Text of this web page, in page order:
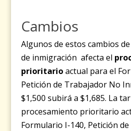
Cambios
Algunos de estos cambios
de inmigración afecta el
prioritarioactual para el
Petición de Trabajador No
$1,500 subirá a $1,685. La
procesamiento prioritario
Formulario I-140, Petición